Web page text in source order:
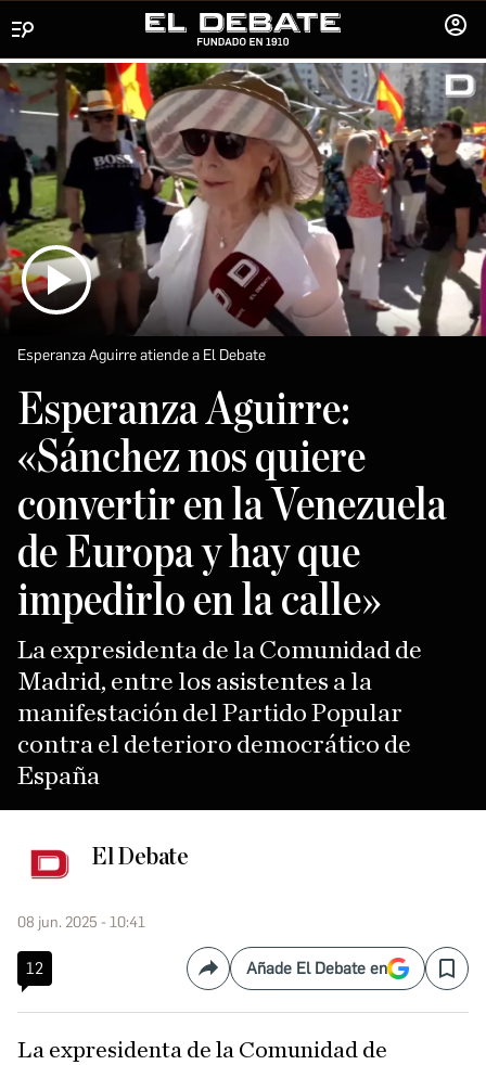
SESIÓN
Esperanza Aguirre atiende a El Debate
Esperanza Aguirre:
«Sánchez nos quiere
convertir en la Venezuela
de Europa y hay que
impedirlo en la calle»
La expresidenta de la Comunidad de
Madrid, entre los asistentes a la
manifestación del Partido Popular
contra el deterioro democrático de
España
El Debate
08 jun. 2025 - 10:41
12 CompartirAñade El Debate en Save
La expresidenta de la Comunidad de